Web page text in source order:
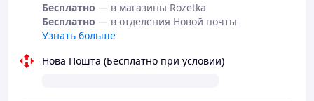
Бесплатно — в магазины Rozetka
Бесплатно — в отделения Новой почты
Узнать больше
Нова Пошта (Бесплатно при условии)